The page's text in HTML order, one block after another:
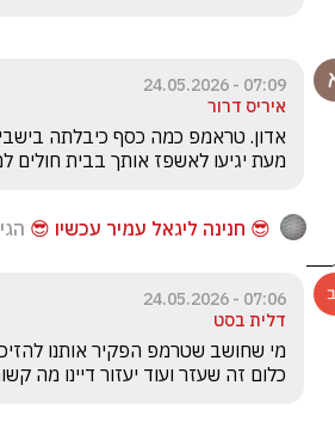
07:09 - 24.05.2026
איריס דרור
מעת יגיעו לאשפז אותך בבית חולים
😎 חנינה ליגאל עמיר עכשיו 😎
07:06 - 24.05.2026
דלית בסט
כלום זה שעזר ועוד יעזור דיינו מה